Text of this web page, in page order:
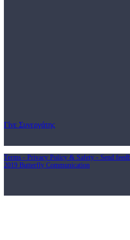
Γίνε Συνεργάτης
Terms - Privacy Policy & Safety - Send
2019 Butterfly Communication